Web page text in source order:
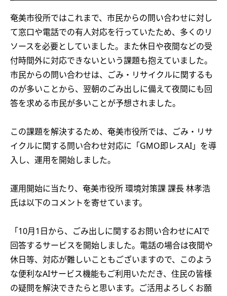
奄美市役所ではこれまで、市民からの問い合わせに対し
て窓口や電話での有人対応を行っていたため、多くのリ
ソースを必要としていました。また休日や夜間などの受
付時間外に対応できないという課題も抱えていました。
市民からの問い合わせは、ごみ・リサイクルに関するも
のが多いことから、翌朝のごみ出しに備えて夜間にも回
答を求める市民が多いことが予想されました。
この課題を解決するため、奄美市役所では、ごみ・リサ
イクルに関する問い合わせ対応に「GMO即レスAI」を導
入し、運用を開始しました。
運用開始に当たり、奄美市役所 環境対策課 課長 林孝浩
氏は以下のコメントを寄せています。
「10月1日から、ごみ出しに関するお問い合わせにAIで
回答するサービスを開始しました。電話の場合は夜間や
休日等、対応が難しいこともございますので、このよう
な便利なAIサービス機能もご利用いただき、住民の皆様
の疑問を解決できたらと思います。ご活用よろしくお願